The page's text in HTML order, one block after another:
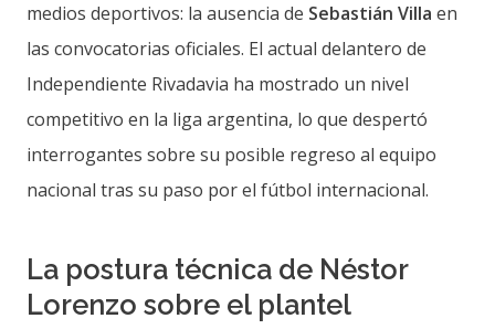
medios deportivos: la ausencia de Sebastián Villa en
las convocatorias oficiales. El actual delantero de
Independiente Rivadavia ha mostrado un nivel
competitivo en la liga argentina, lo que despertó
interrogantes sobre su posible regreso al equipo
nacional tras su paso por el fútbol internacional.
La postura técnica de Néstor
Lorenzo sobre el plantel